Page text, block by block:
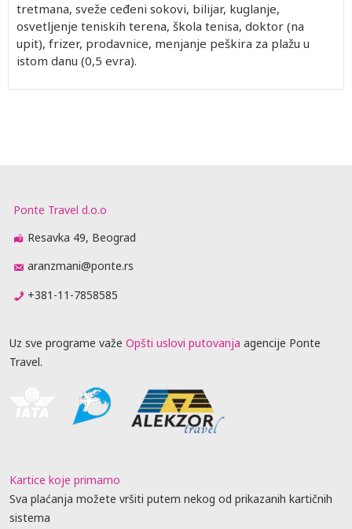
tretmana, sveže ceđeni sokovi, bilijar, kuglanje,
osvetljenje teniskih terena, škola tenisa, doktor (na
upit), frizer, prodavnice, menjanje peškira za plažu u
istom danu (0,5 evra).
Ponte Travel d.o.o
Resavka 49, Beograd
aranzmani@ponte.rs
+381-11-7858585
Uz sve programe važe Opšti uslovi putovanja agencije Ponte
Travel.
Kartice koje primamo
Sva plaćanja možete vršiti putem nekog od prikazanih kartičnih
sistema